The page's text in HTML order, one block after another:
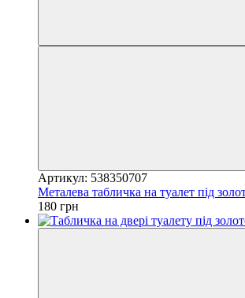
Артикул: 538350707
Металева табличка на туалет під
180 грн